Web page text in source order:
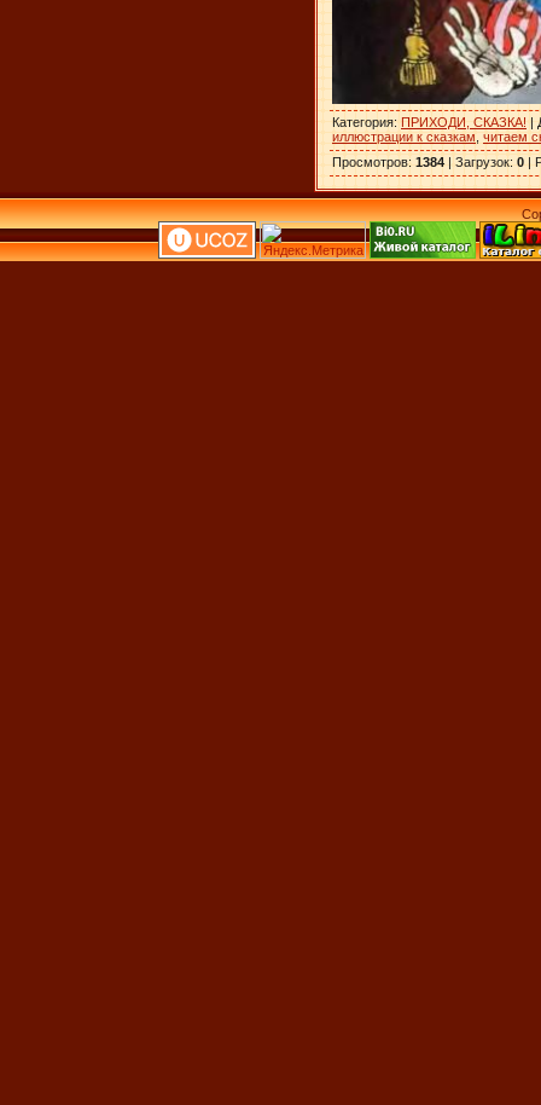
Категория: ПРИХОДИ, СКАЗКА! |
иллюстрации к сказкам читаем
Просмотров: 1384 | Загрузок: 0 |